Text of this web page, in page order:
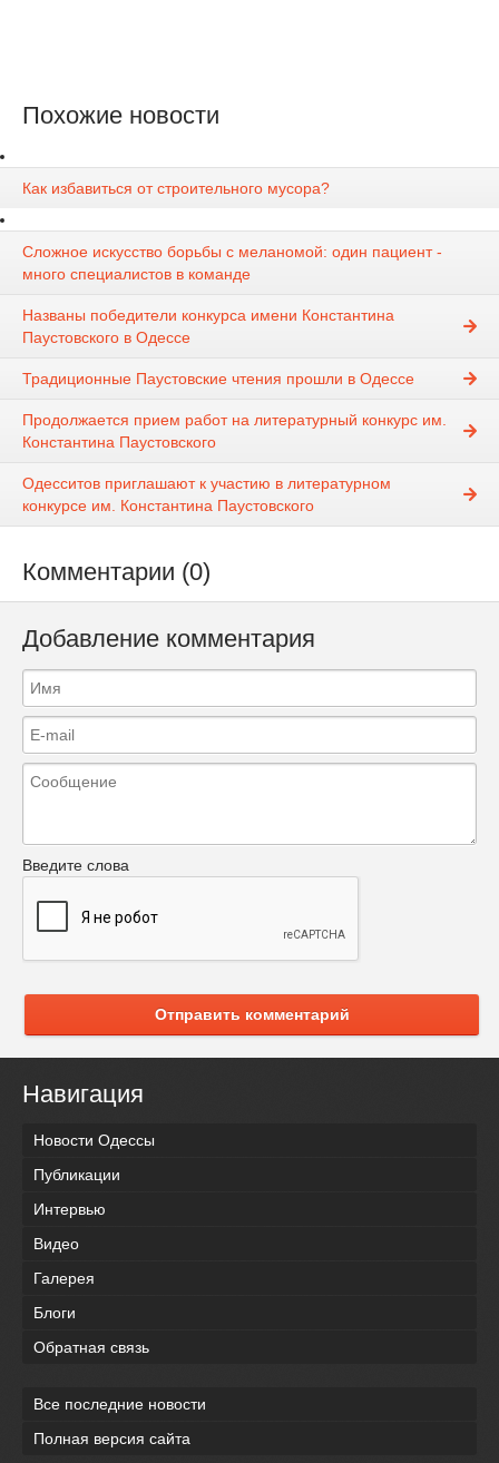
Похожие новости
Как избавиться от строительного мусора?
Сложное искусство борьбы с меланомой: один пациент -
много специалистов в команде
Названы победители конкурса имени Константина
Паустовского в Одессе
Традиционные Паустовские чтения прошли в Одессе
Продолжается прием работ на литературный конкурс им.
Константина Паустовского
Одесситов приглашают к участию в литературном
конкурсе им. Константина Паустовского
Комментарии (0)
Добавление комментария
Введите слова
Отправить комментарий
Навигация
Новости Одессы
Публикации
Интервью
Видео
Галерея
Блоги
Обратная связь
Все последние новости
Полная версия сайта